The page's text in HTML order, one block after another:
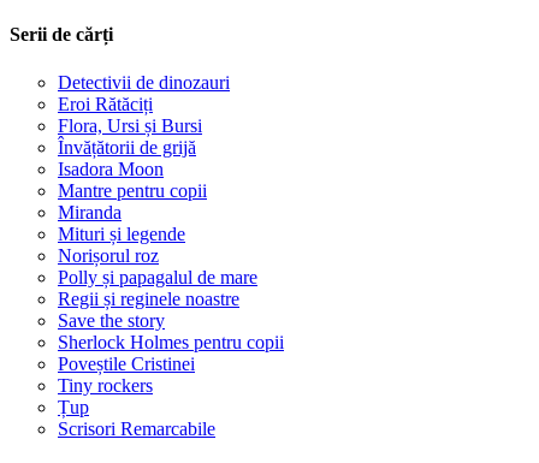
Serii de cărți
Detectivii de dinozauri
Eroi Rătăciți
Flora, Ursi și Bursi
Învățătorii de grijă
Isadora Moon
Mantre pentru copii
Miranda
Mituri și legende
Norișorul roz
Polly și papagalul de mare
Regii și reginele noastre
Save the story
Sherlock Holmes pentru copii
Poveștile Cristinei
Tiny rockers
Țup
Scrisori Remarcabile